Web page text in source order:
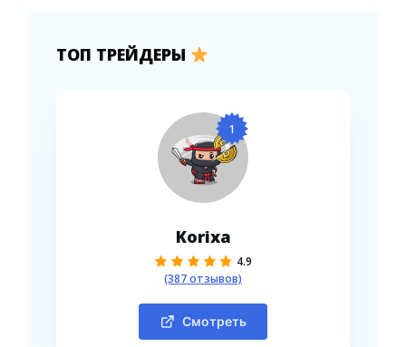
ТОП ТРЕЙДЕРЫ
1
Korixa
4.9
(387 отзывов)
Смотреть